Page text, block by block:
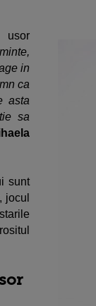
usor
in
ca
asta
sa
sunt
jocul